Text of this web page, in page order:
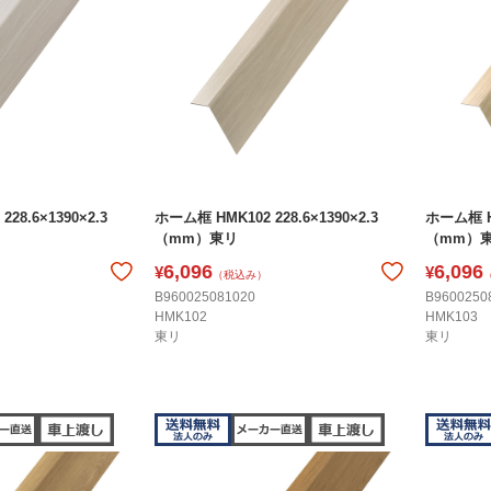
ホーム框 HMK102 228.6×1390×2.3
（mm）東リ
¥6,096 （税込み）
B960025081020
HMK102
東リ
ホーム框
（mm）
¥6,096
HMK103
東リ